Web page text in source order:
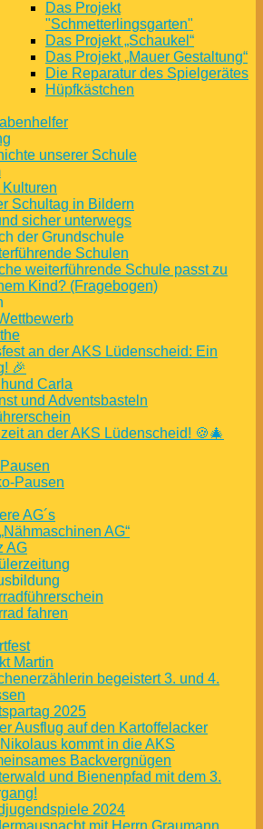
Das Projekt
"Schmetterlingsgarten"
Das Projekt „Schaukel“
Das Projekt „Mauer Gestaltung“
Die Reparatur des Spielgerätes
Hüpfkästchen
unserer Schule
Schultag in Bildern
sicher unterwegs
der Grundschule
Schulen
weiterführende Schule passt zu
Kind? (Fragebogen)
an der AKS Lüdenscheid: Ein
🎉
Carla
und Adventsbasteln
an der AKS Lüdenscheid! 🍪🎄
Pausen
AG´s
AG“
AG
fahren
Martin
begeistert 3. und 4.
2025
Ausflug auf den Kartoffelacker
kommt in die AKS
Backvergnügen
und Bienenpfad mit dem 3.
2024
mit Herrn Graumann